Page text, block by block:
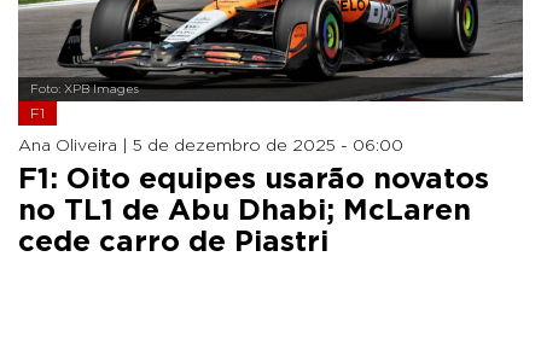
Foto: XPB Images
F1
Ana Oliveira | 5 de dezembro de 2025 - 06:00
F1: Oito equipes usarão novatos
no TL1 de Abu Dhabi; McLaren
cede carro de Piastri